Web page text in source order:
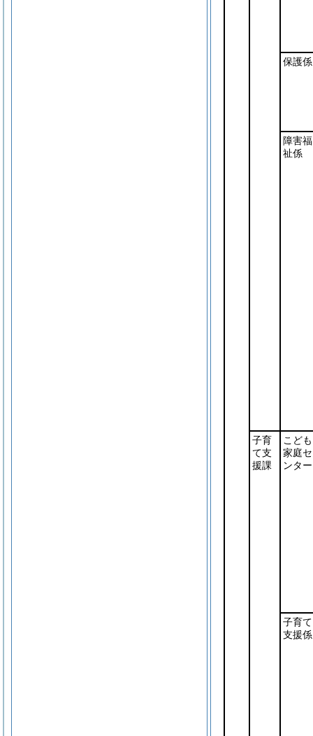
保護係
障害福
祉係
子育
て支
援課
こども
家庭セ
ンター
子育て
支援係